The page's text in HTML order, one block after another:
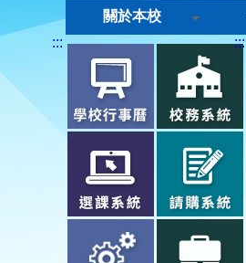
關於本校
:::
:::